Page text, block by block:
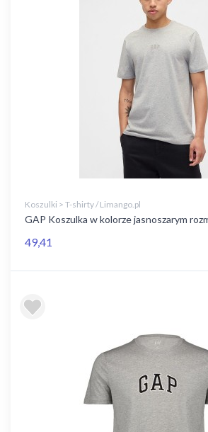
Koszulki > T-shirty / Limango.pl
GAP Koszulka w kolorze jasnoszarym
49,41